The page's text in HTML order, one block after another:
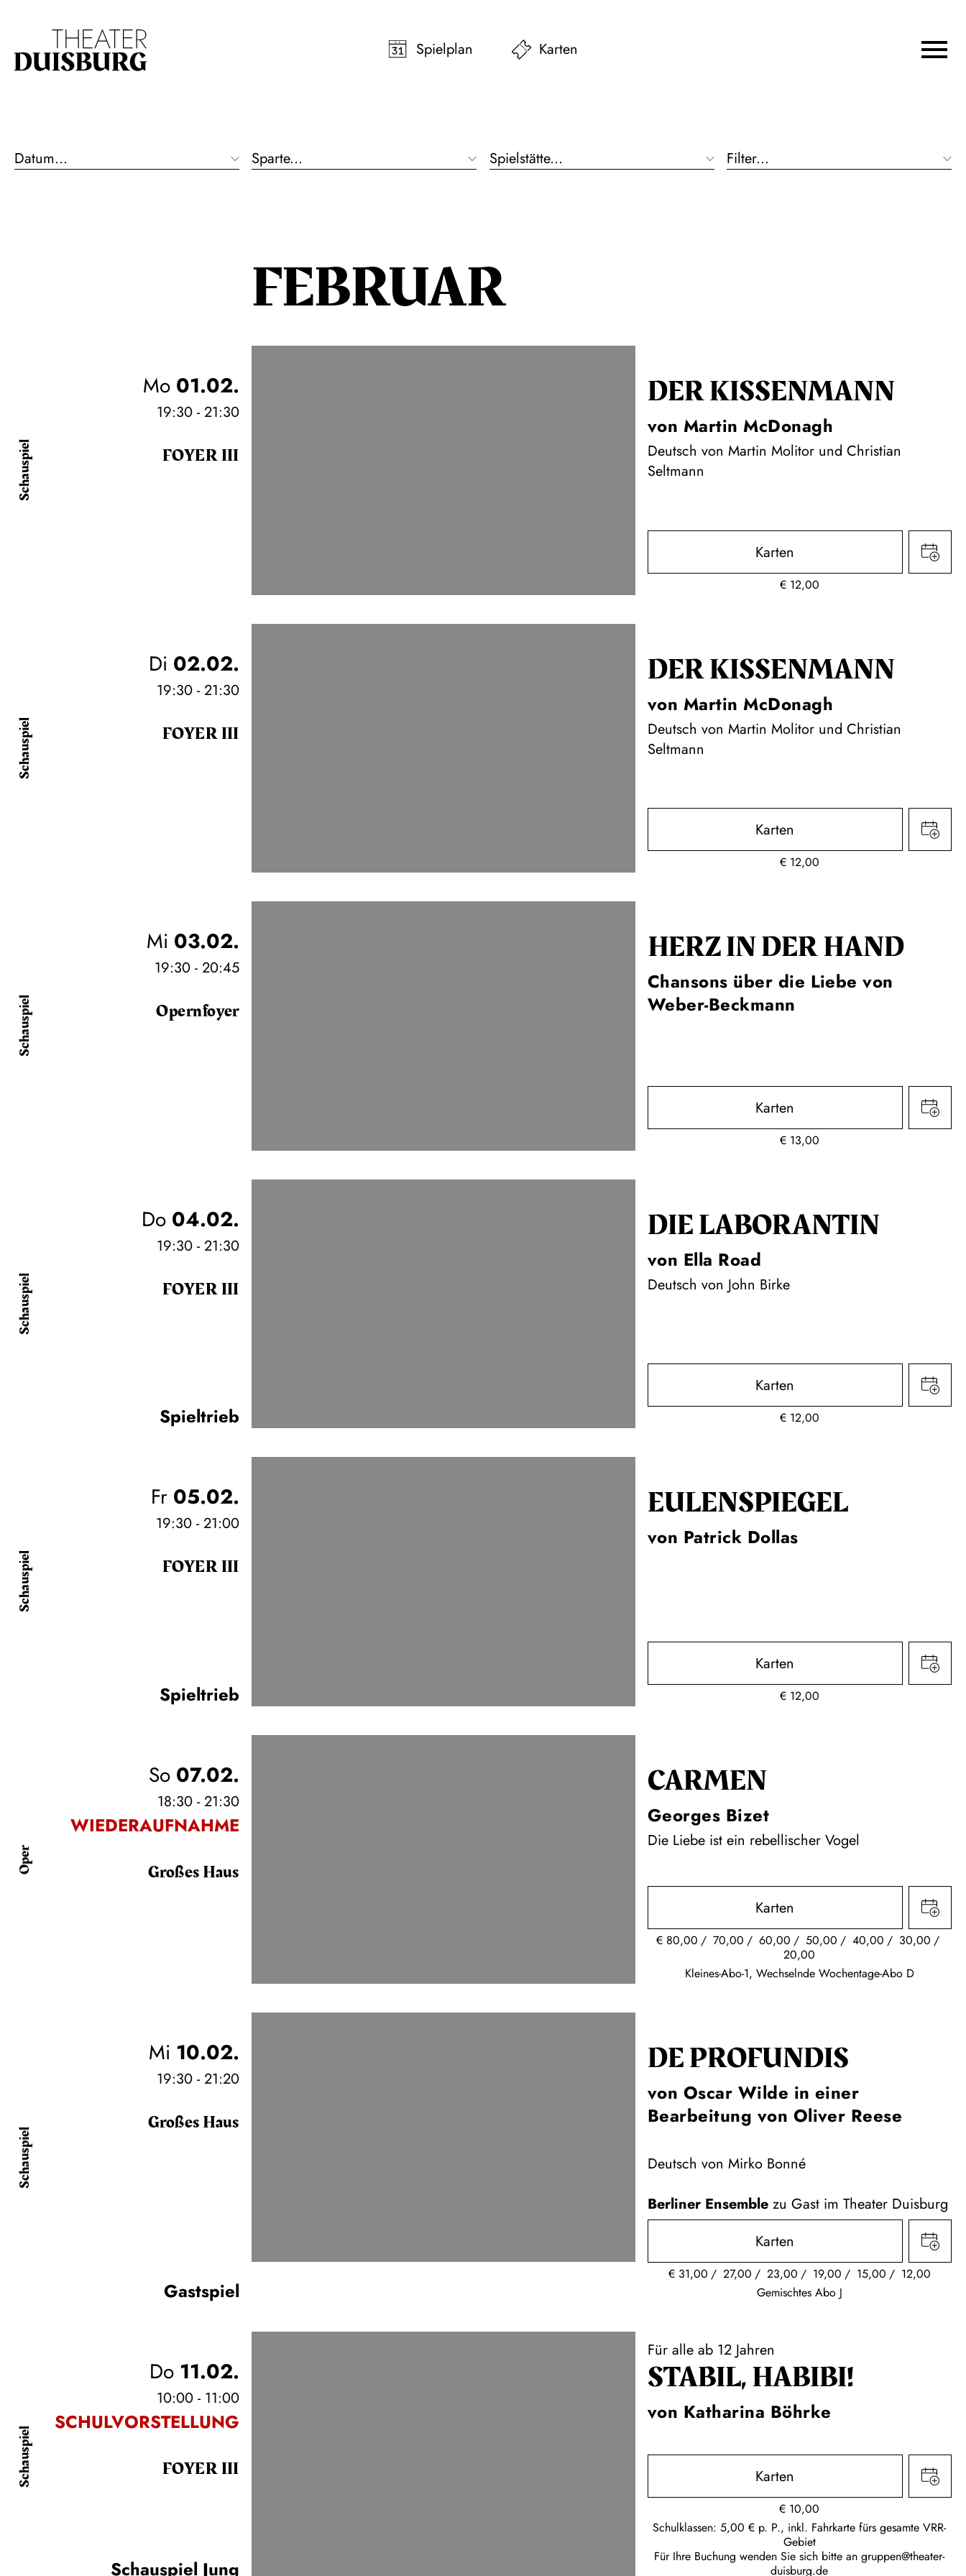
Spielplan
Karten
Datum... Sparte... Spielstätte... Filter...
FEBRUAR
Schauspiel
Mo 01.02.
19:30 - 21:30
FOYER III
DER KISSEN­MANN
von Martin McDonagh
Deutsch von Martin Molitor und Christian
Seltmann
Karten
€ 12,00
Schauspiel
Di 02.02.
19:30 - 21:30
FOYER III
DER KISSEN­MANN
von Martin McDonagh
Deutsch von Martin Molitor und Christian
Seltmann
Karten
€ 12,00
Schauspiel
Mi 03.02.
19:30 - 20:45
Opernfoyer
HERZ IN DER HAND
Chansons über die Liebe von
Weber-Beckmann
Karten
€ 13,00
Schauspiel
Do 04.02.
19:30 - 21:30
FOYER III
Spieltrieb
DIE LA­BO­RAN­TIN
von Ella Road
Deutsch von John Birke
Karten
€ 12,00
Schauspiel
Fr 05.02.
19:30 - 21:00
FOYER III
Spieltrieb
EULENSPIEGEL
von Patrick Dollas
Karten
€ 12,00
Oper
So 07.02.
18:30 - 21:30
WIEDERAUFNAHME
Großes Haus
CARMEN
Georges Bizet
Die Liebe ist ein rebellischer Vogel
Karten
€ 80,00 70,00 60,00 50,00 40,00
30,00
20,00
Kleines-Abo-1, Wechselnde Wochentage-Abo D
Schauspiel
Mi 10.02.
19:30 - 21:20
Großes Haus
Gastspiel
DE PROFUNDIS
von Oscar Wilde in einer
Bearbeitung von Oliver Reese
Deutsch von Mirko Bonné
Berliner Ensemblezu Gast im Theater Duisburg
Karten
€ 31,00 27,00 23,00 19,00 15,00
12,00
Gemischtes Abo J
Schauspiel
Do 11.02.
10:00 - 11:00
SCHULVORSTELLUNG
FOYER III
Schauspiel Jung
Für alle ab 12 Jahren
STABIL, HABIBI!
von Katharina Böhrke
Karten
€ 10,00
Schulklassen: 5,00 € p. P., inkl. Fahrkarte fürs gesamte VRR-
Gebiet
Für Ihre Buchung wenden Sie sich bitte angruppen@theater-
duisburg.de